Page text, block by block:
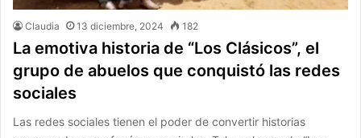
Claudia 13 diciembre, 2024 182
La emotiva historia de “Los Clásicos”, el
grupo de abuelos que conquistó las redes
sociales
Las redes sociales tienen el poder de convertir historias